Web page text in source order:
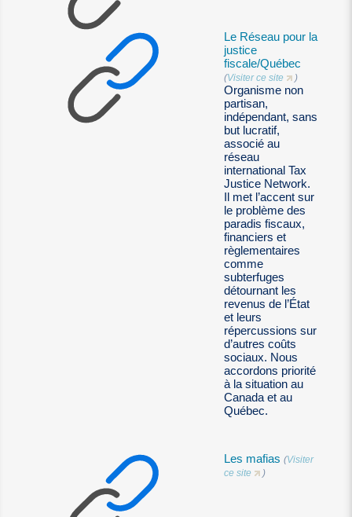
Le Réseau pour la
justice
fiscale/Québec
(Visiter ce site )
Organisme non
partisan,
indépendant, sans
but lucratif,
associé au
réseau
international Tax
Justice Network.
Il met l’accent sur
le problème des
paradis fiscaux,
financiers et
règlementaires
comme
subterfuges
détournant les
revenus de l’État
et leurs
répercussions sur
d’autres coûts
sociaux. Nous
accordons priorité
à la situation au
Canada et au
Québec.
Les mafias (Visiter
ce site
)